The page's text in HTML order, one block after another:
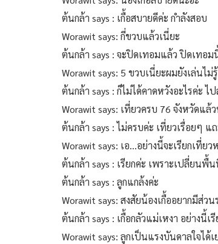
ต้นกล้า says : เกื้อสบายดีค่ะ กำลังสอบ
Worawit says: กี่ขวบแล้วเนี่ยะ
ต้นกล้า says : จะปิดเทอมแล้ว ปิดเทอ
Worawit says: 5 ขวบเนี่ยะผมยังเล่นไ
ต้นกล้า says : ก็ไม่ได้คาดหวังอะไรค่ะ
Worawit says: เที่ยวครบ 76 จังหวัดแล้
ต้นกล้า says : ไม่ครบค่ะ เที่ยวเรื่อยๆ
Worawit says: เอ...อย่างนี้จะเรียกเที่ยว
ต้นกล้า says : เรียกค่ะ เพราะเปลี่ยนพื้
ต้นกล้า says : ลูกแกล้งค่ะ
Worawit says: สงสัยน้องเกื้ออยากมีส่วน
ต้นกล้า says : เกื้อกลัวแม่เหงา อย่างนี้เ
Worawit says: ลูกเป็นแรงบันดาลใจได้